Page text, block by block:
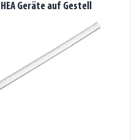
Geräte auf Gestell